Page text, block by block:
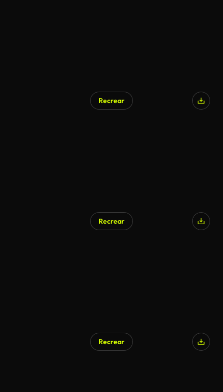
Recrear
Recrear
Recrear